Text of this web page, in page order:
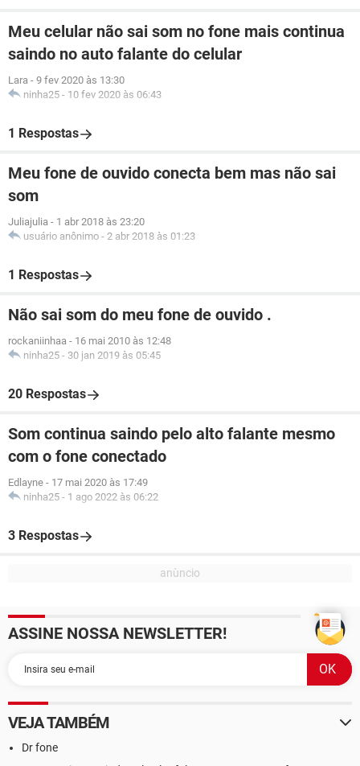
Meu celular não sai som no fone mais continua
saindo no auto falante do celular
Lara - 9 fev 2020 às 13:30
ninha25 - 10 fev 2020 às 06:43
1 Respostas
Meu fone de ouvido conecta bem mas não sai
som
Juliajulia - 1 abr 2018 às 23:20
usuário anônimo - 2 abr 2018 às 01:23
1 Respostas
Não sai som do meu fone de ouvido .
rockaniinhaa - 16 mai 2010 às 12:48
ninha25 - 30 jan 2019 às 05:45
20 Respostas
Som continua saindo pelo alto falante mesmo
com o fone conectado
Edlayne - 17 mai 2020 às 17:49
ninha25 - 1 ago 2022 às 06:22
3 Respostas
ASSINE NOSSA NEWSLETTER!
VEJA TAMBÉM
Dr fone